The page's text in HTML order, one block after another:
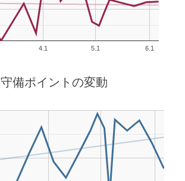
4.1 5.1 6.1
守備ポイントの変動